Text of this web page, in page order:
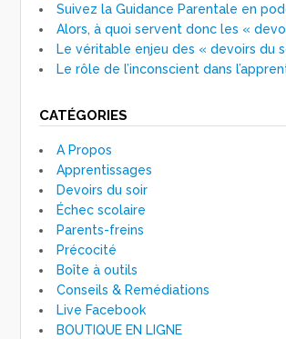
Suivez la Guidance Parentale en
Alors, à quoi servent donc les «
Le véritable enjeu des « devoirs du
Le rôle de l’inconscient dans
CATÉGORIES
A Propos
Apprentissages
Devoirs du soir
Échec scolaire
Parents-freins
Précocité
Boîte à outils
Conseils & Remédiations
Live Facebook
BOUTIQUE EN LIGNE